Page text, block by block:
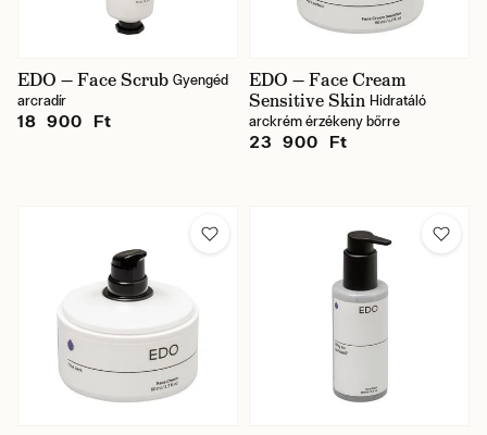
EDO — Face Scrub Gyengéd
arcradír
18 900 Ft
EDO — Face Cream
Sensitive Skin Hidratáló
arckrém érzékeny bőrre
23 900 Ft